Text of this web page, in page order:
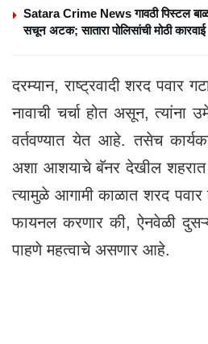
Satara Crime News गावठी पिस्टल
सचून अटक; सातारा पोलिसांची मोठी कारवाई
दरम्यान, राष्ट्रवादी शरद पवार
नावाची चर्चा होत असून, त्यांना
वर्तवण्यात येत आहे. तसेच
अशा आशयाचे बॅनर देखील
त्यामुळे आगामी काळात शरद
फायनल करणार की, ऐनवेळी
पाहणे महत्वाचे असणार आहे.